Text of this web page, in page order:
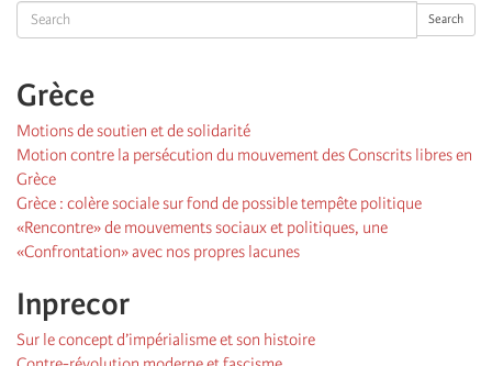
Search Search
Grèce
Motions de soutien et de solidarité
Motion contre la persécution du mouvement des Conscrits libres en
Grèce
Grèce : colère sociale sur fond de possible tempête politique
«Rencontre» de mouvements sociaux et politiques, une
«Confrontation» avec nos propres lacunes
Inprecor
Sur le concept d’impérialisme et son histoire